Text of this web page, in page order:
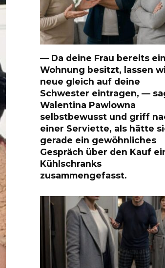
— Da deine Frau bereits
Wohnung besitzt, lassen
neue gleich auf deine
Schwester eintragen, —
Walentina Pawlowna
selbstbewusst und griff
einer Serviette, als hätte
gerade ein gewöhnliches
Gespräch über den Kauf
Kühlschranks
zusammengefasst.